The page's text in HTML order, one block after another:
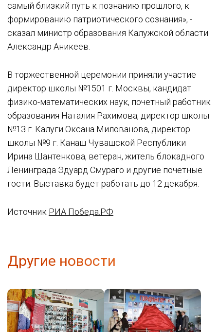
самый близкий путь к познанию прошлого, к
формированию патриотического сознания», -
сказал министр образования Калужской области
Александр Аникеев.
В торжественной церемонии приняли участие
директор школы №1501 г. Москвы, кандидат
физико-математических наук, почетный работник
образования Наталия Рахимова, директор школы
№13 г. Калуги Оксана Милованова, директор
школы №9 г. Канаш Чувашской Республики
Ирина Шантенкова, ветеран, житель блокадного
Ленинграда Эдуард Смураго и другие почетные
гости. Выставка будет работать до 12 декабря.
Источник РИА Победа.РФ
Другие новости